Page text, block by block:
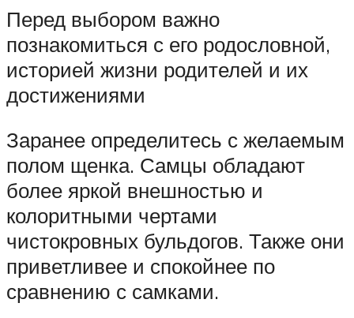
Перед выбором важно
познакомиться с его родословной,
историей жизни родителей и их
достижениями
Заранее определитесь с желаемым
полом щенка. Самцы обладают
более яркой внешностью и
колоритными чертами
чистокровных бульдогов. Также они
приветливее и спокойнее по
сравнению с самками.